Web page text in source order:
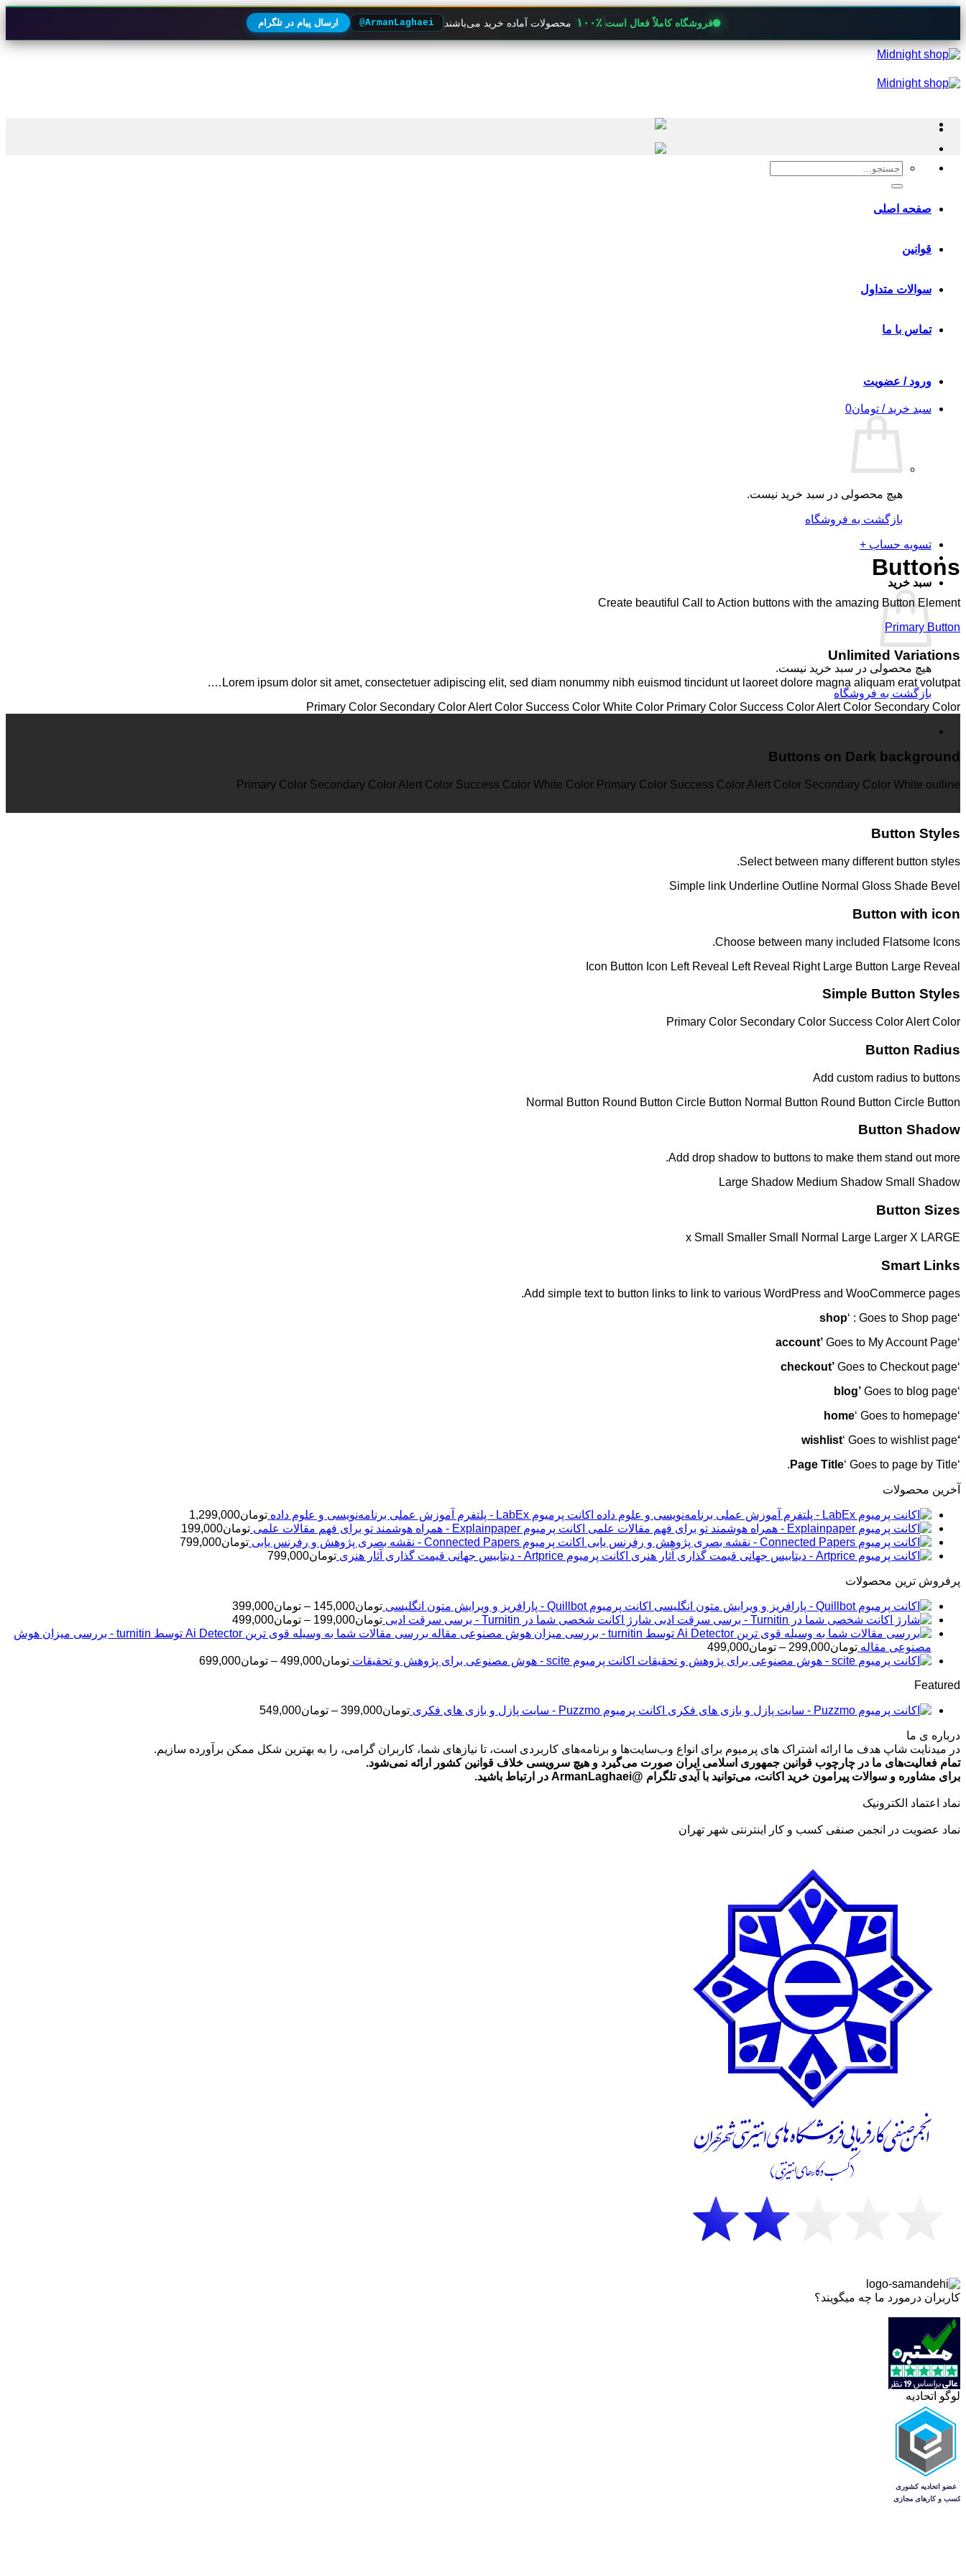
فروشگاه کاملاً فعال است ۱۰۰٪ محصولات آماده خرید می‌باشند @ArmanLaghaei ارسال پیام در تلگرام
Skip
to
جستجو
صفحه اصلی
قوانین
سوالات متداول
تماس با ما
ورود / عضویت
سبد خرید / تومان0
هیچ محصولی در سبد خرید نیست.
بازگشت به فروشگاه
تسویه حساب +
سبد خرید
هیچ محصولی در سبد خرید نیست.
بازگشت به فروشگاه
Buttons
Create beautiful Call to Action buttons with the amazing Button Element
Primary Button
Unlimited Variations
Lorem ipsum dolor sit amet, consectetuer adipiscing elit, sed diam nonummy nibh euismod tincidunt ut laoreet dolore magna aliquam erat volutpat….
Primary Color Secondary ColorAlert Color Success Color White Color Primary Color Success ColorAlert Color Secondary Color
Buttons on Dark background
Primary Color Secondary Color Alert Color Success Color White Color Primary Color Success Color Alert Color Secondary Color White outline
Button Styles
Select between many different button styles.
Simple link Underline Outline Normal Gloss Shade Bevel
Button with icon
Choose between many included Flatsome Icons.
Icon Button Icon Left Reveal Left Reveal Right Large Button Large Reveal
Simple Button Styles
Primary Color Secondary Color Success ColorAlert Color
Button Radius
Add custom radius to buttons
Normal Button Round Button Circle Button Normal Button Round Button Circle Button
Button Shadow
Add drop shadow to buttons to make them stand out more.
Large Shadow Medium Shadow Small Shadow
Button Sizes
x Small Smaller Small Normal Large Larger X LARGE
Smart Links
Add simple text to button links to link to various WordPress and WooCommerce pages.
‘
shop‘ : Goes to Shop page
‘
account’ Goes to My Account Page
‘
checkout’ Goes to Checkout page
‘
blog’ Goes to blog page
‘
home‘ Goes to homepage
‘wishlist
‘ Goes to wishlist page
‘
Page Title‘ Goes to page by Title.
آخرین محصولات
اکانت پرمیوم LabEx - پلتفرم آموزش عملی برنامه‌نویسی و علوم داده تومان1,299,000
اکانت پرمیوم Explainpaper - همراه هوشمند تو برای فهم مقالات علمی
تومان199,000
اکانت پرمیوم Connected Papers - نقشه بصری پژوهش و رفرنس یابی
تومان799,000
اکانت پرمیوم Artprice - دیتابیس جهانی قیمت ‌گذاری آثار هنری
تومان799,000
پرفروش ترین محصولات
اکانت پرمیوم Quillbot - پارافریز و ویرایش متون انگلیسی تومان145,000
– تومان399,000محدوده
قیمت:
تومان145,000
تومان399,000
شارژ اکانت شخصی شما در Turnitin - برسی سرقت ادبی تومان199,000
– تومان499,000محدوده
قیمت:
تا
بررسی مقالات شما به وسیله قوی ترین Ai Detector توسط turnitin - بررسی میزان هوش
مصنوعی مقاله تومان299,000
– تومان499,000محدوده
قیمت:
اکانت پرمیوم scite - هوش مصنوعی برای پژوهش و تحقیقات تومان499,000
– تومان699,000محدوده
Featured
اکانت پرمیوم Puzzmo - سایت پازل و بازی های فکری تومان399,000
– تومان549,000
تا
درباره ی ما
در میدنایت شاپ هدف ما ارائه اشتراک های پرمیوم برای انواع وب‌سایت‌ها و برنامه‌های کاربردی است، تا نیازهای شما، کاربران گرامی، را به بهترین شکل ممکن برآورده سازیم.
تمام فعالیت‌های ما در چارچوب قوانین جمهوری اسلامی ایران صورت می‌گیرد و هیچ سرویسی خلاف قوانین کشور ارائه نمی‌شود.
برای مشاوره و سوالات پیرامون خرید اکانت، می‌توانید با آیدی تلگرام @ArmanLaghaei در ارتباط باشید.
نماد اعتماد الکترونیک
نماد عضویت در انجمن صنفی کسب و کار اینترنتی شهر تهران
کاربران درمورد ما چه میگویند؟
لوگو اتحادیه